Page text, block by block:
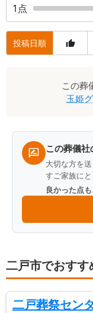
1 点
投稿日順
この葬
玉姫
この葬儀社
大切な方を
すご家族に
良かった点
二戸市でおす
二戸葬祭セン